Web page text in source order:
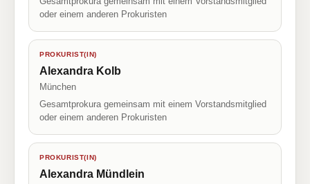
oder einem anderen Prokuristen
PROKURIST(IN)
Alexandra Kolb
München
Gesamtprokura gemeinsam mit einem Vorstandsmitglied
oder einem anderen Prokuristen
PROKURIST(IN)
Alexandra Mündlein